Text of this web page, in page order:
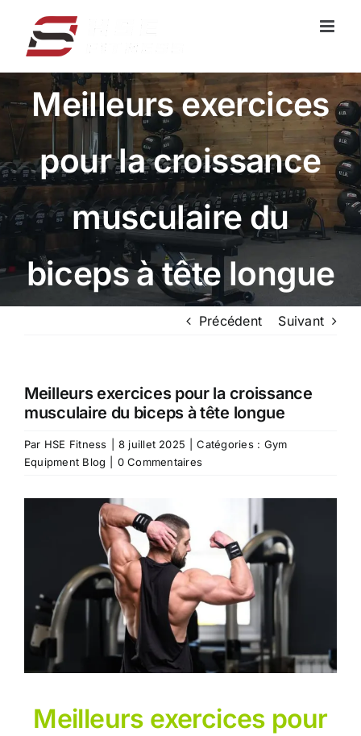
content
Meilleurs exercices
pour la croissance
musculaire du
biceps à tête longue
Précédent Suivant
Meilleurs exercices pour la croissance
musculaire du biceps à tête longue
Par HSE Fitness 8 juillet 2025 Catégories : Gym
Equipment Blog
0 Commentaires
Meilleurs exercices pour